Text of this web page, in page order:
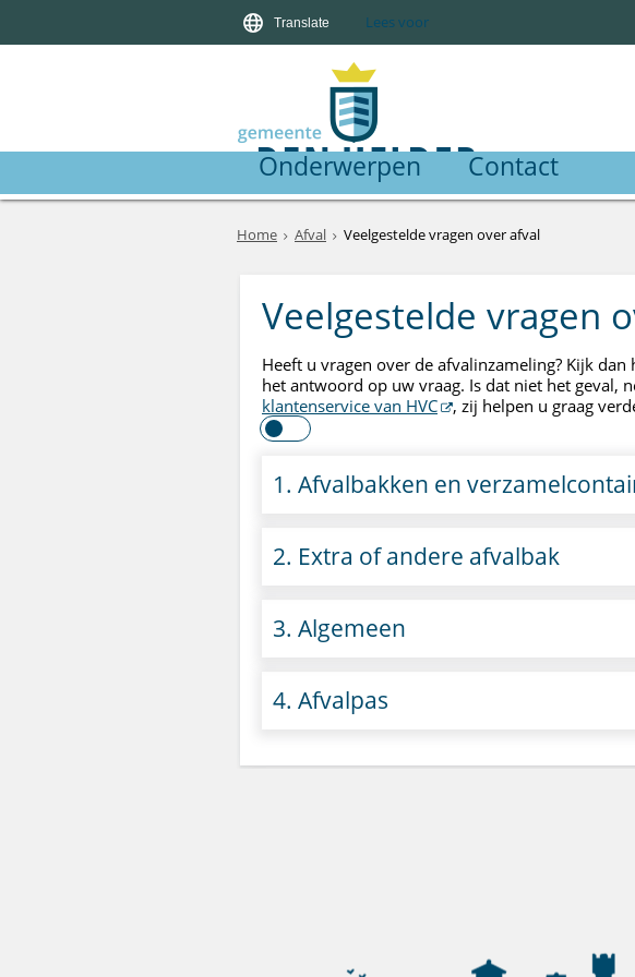
Translate Lees voor
Onderwerpen Contact
Home Afval Veelgestelde vragen over afval
Veelgestelde vragen
Heeft u vragen over de afvalinzameling? Kijk
het antwoord op uw vraag. Is dat niet het geval,
klantenservice van HVC
, zij helpen u graag
1. Afvalbakken en
2. Extra of andere afvalbak
3. Algemeen
4. Afvalpas